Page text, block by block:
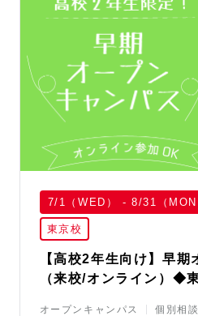
7/1（WED） - 8/31（MON
東京校
【高校2年生向け】早期
（来校/オンライン）◆
オープンキャンパス 個別相